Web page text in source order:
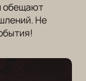
обещают
Не